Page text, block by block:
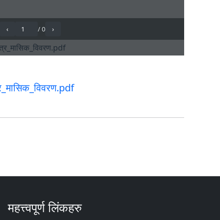
महत्त्वपूर्ण लिंकहरु